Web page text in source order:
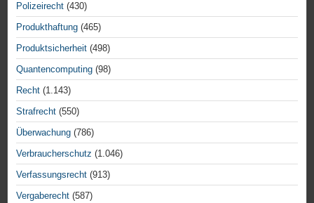
Polizeirecht (430)
Produkthaftung (465)
Produktsicherheit (498)
Quantencomputing (98)
Recht (1.143)
Strafrecht (550)
Überwachung (786)
Verbraucherschutz (1.046)
Verfassungsrecht (913)
Vergaberecht (587)